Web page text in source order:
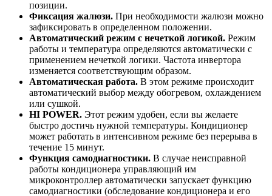
позиции.
Фиксация жалюзи. При необходимости жалюзи можно
зафиксировать в определенном положении.
Автоматический режим с нечеткой логикой. Режим
работы и температура определяются автоматически с
применением нечеткой логики. Частота инвертора
изменяется соответствующим образом.
Автоматическая работа. В этом режиме происходит
автоматический выбор между обогревом, охлаждением
или сушкой.
HI POWER. Этот режим удобен, если вы желаете
быстро достичь нужной температуры. Кондиционер
может работать в интенсивном режиме без перерыва в
течение 15 минут.
Функция самодиагностики. В случае неисправной
работы кондиционера управляющий им
микроконтроллер автоматически запускает функцию
самодиагностики (обследование кондиционера и его